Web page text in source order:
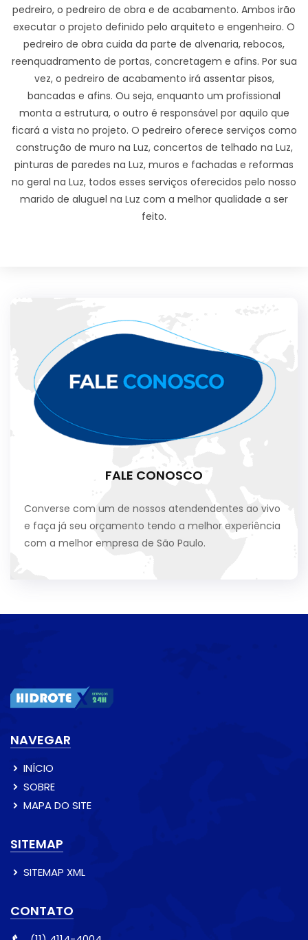
pedreiro, o pedreiro de obra e de acabamento. Ambos irão
executar o projeto definido pelo arquiteto e engenheiro. O
pedreiro de obra cuida da parte de alvenaria, rebocos,
reenquadramento de portas, concretagem e afins. Por sua
vez, o pedreiro de acabamento irá assentar pisos,
bancadas e afins. Ou seja, enquanto um profissional
monta a estrutura, o outro é responsável por aquilo que
ficará a vista no projeto. O pedreiro oferece serviços como
construção de muro na Luz, concertos de telhado na Luz,
pinturas de paredes na Luz, muros e fachadas e reformas
no geral na Luz, todos esses serviços oferecidos pelo nosso
marido de aluguel na Luz com a melhor qualidade a ser
feito.
FALE CONOSCO
Converse com um de nossos atendendentes ao vivo
e faça já seu orçamento tendo a melhor experiência
com a melhor empresa de São Paulo.
NAVEGAR
INÍCIO
SOBRE
MAPA DO SITE
SITEMAP
SITEMAP XML
CONTATO